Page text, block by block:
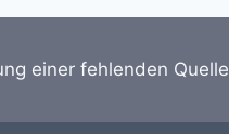
einer fehlenden Quelle